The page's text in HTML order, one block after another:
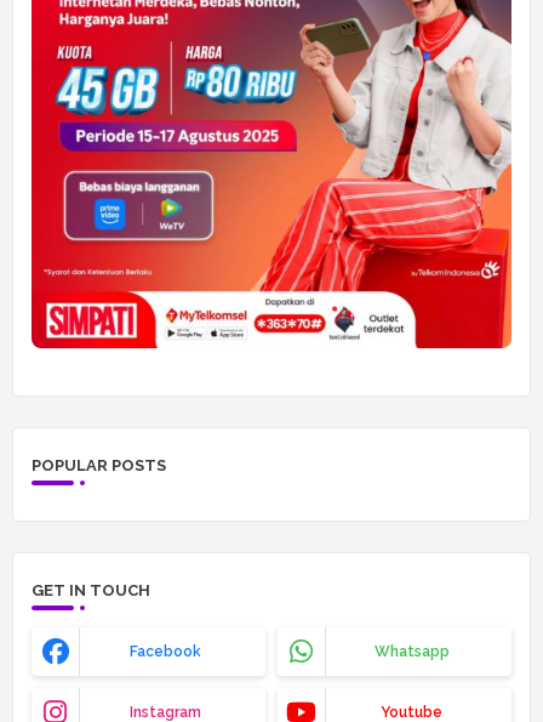
POPULAR POSTS
GET IN TOUCH
Facebook Whatsapp
Instagram Youtube